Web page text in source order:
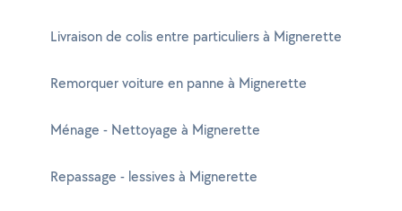
Livraison de colis entre particuliers à Mignerette
Remorquer voiture en panne à Mignerette
Ménage - Nettoyage à Mignerette
Repassage - lessives à Mignerette